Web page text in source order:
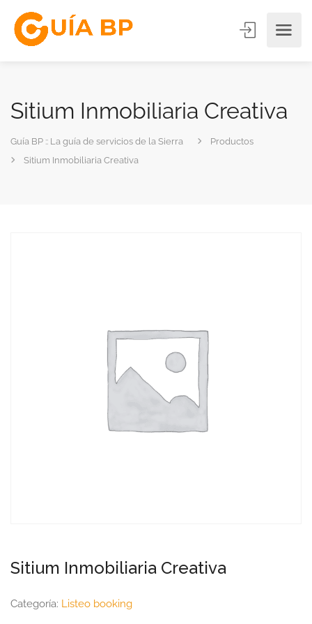
Sitium Inmobiliaria Creativa
Guía BP :: La guía de servicios de la Sierra
Productos
Sitium Inmobiliaria Creativa
Sitium Inmobiliaria Creativa
Categoría: Listeo booking